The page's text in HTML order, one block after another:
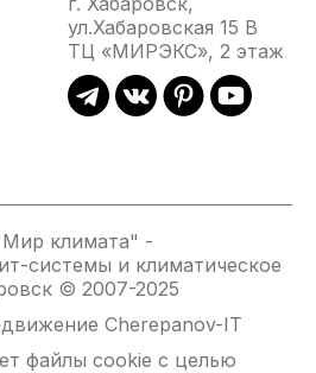
частью Вашего интерьера
система управления.
нагрева
воды
нагревательный
стали
с точностью до 1°С
ул.Хабаровская 15 В
ТЦ «МИРЭКС», 2 этаж
климата" -
системы и климатическое
© 2007-2025
Cherepanov-IT
файлы cookie с целью